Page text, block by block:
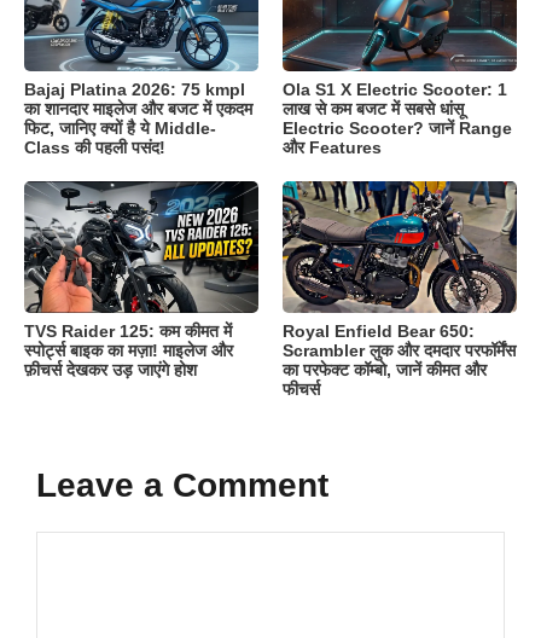
Bajaj Platina 2026: 75 kmpl
का शानदार माइलेज और बजट में एकदम
फिट, जानिए क्यों है ये Middle-
Class की पहली पसंद!
Ola S1 X Electric Scooter: 1
लाख से कम बजट में सबसे धांसू
Electric Scooter? जानें Range
और Features
TVS Raider 125: कम कीमत में
स्पोर्ट्स बाइक का मज़ा! माइलेज और
फ़ीचर्स देखकर उड़ जाएंगे होश
Royal Enfield Bear 650:
Scrambler लुक और दमदार परफॉर्मेंस
का परफेक्ट कॉम्बो, जानें कीमत और
फीचर्स
Leave a Comment